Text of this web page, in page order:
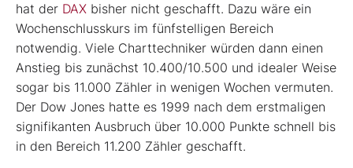
hat der DAX bisher nicht geschafft. Dazu wäre ein
Wochenschlusskurs im fünfstelligen Bereich
notwendig. Viele Charttechniker würden dann einen
Anstieg bis zunächst 10.400/10.500 und idealer Weise
sogar bis 11.000 Zähler in wenigen Wochen vermuten.
Der Dow Jones hatte es 1999 nach dem erstmaligen
signifikanten Ausbruch über 10.000 Punkte schnell bis
in den Bereich 11.200 Zähler geschafft.